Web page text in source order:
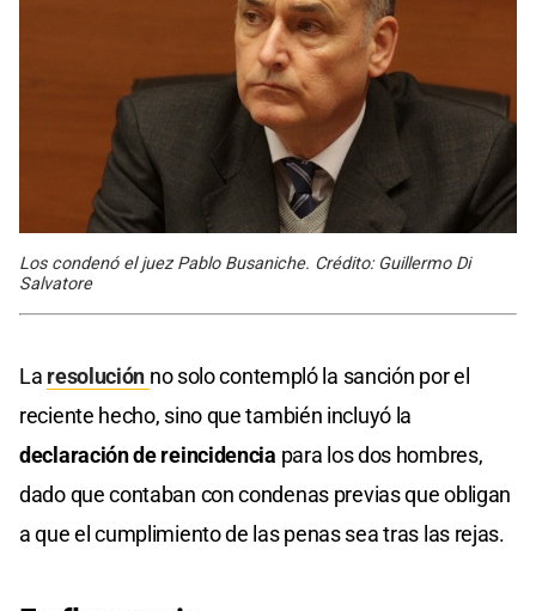
Los condenó el juez Pablo Busaniche. Crédito: Guillermo Di
Salvatore
La resolución no solo contempló la sanción por el
reciente hecho, sino que también incluyó la
declaración de reincidencia para los dos hombres,
dado que contaban con condenas previas que obligan
a que el cumplimiento de las penas sea tras las rejas.